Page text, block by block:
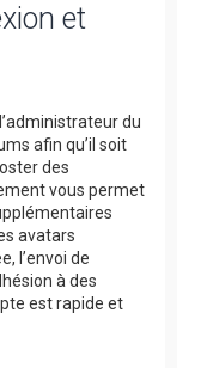
et
du
afin qu’il soit
des
vous permet
avatars
l’envoi de
à des
est rapide et